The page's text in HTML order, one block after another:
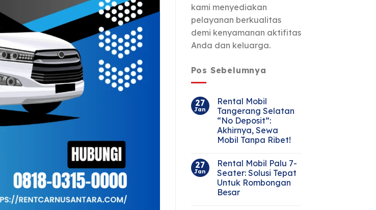
kami menyediakan
pelayanan berkualitas
demi kenyamanan aktifitas
Anda dan keluarga.
Pos Sebelumnya
27
Jan
Rental Mobil
Tangerang Selatan
“No Deposit”:
Akhirnya, Sewa
Mobil Tanpa Ribet!
27
Jan
Rental Mobil Palu 7-
Seater: Solusi Tepat
Untuk Rombongan
Besar